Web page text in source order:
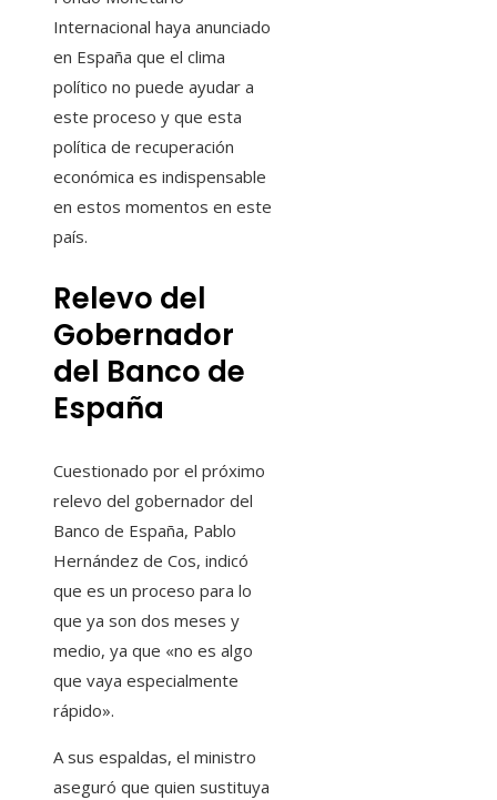
Internacional haya anunciado
en España que el clima
político no puede ayudar a
este proceso y que esta
política de recuperación
económica es indispensable
en estos momentos en este
país.
Relevo del
Gobernador
del Banco de
España
Cuestionado por el próximo
relevo del gobernador del
Banco de España, Pablo
Hernández de Cos, indicó
que es un proceso para lo
que ya son dos meses y
medio, ya que «no es algo
que vaya especialmente
rápido».
A sus espaldas, el ministro
aseguró que quien sustituya